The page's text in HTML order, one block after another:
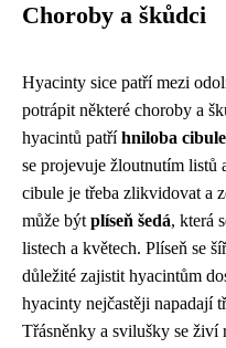
Choroby a škůdci
Hyacinty sice patří mezi
potrápit některé choroby a
hyacintů patříhniloba cibule
se projevuje žloutnutím listů
cibule je třeba zlikvidovat a
může být plíseň šedá, která
listech a květech. Plíseň se
důležité zajistit hyacintům
hyacinty nejčastěji napadají
Třásněnky a svilušky se